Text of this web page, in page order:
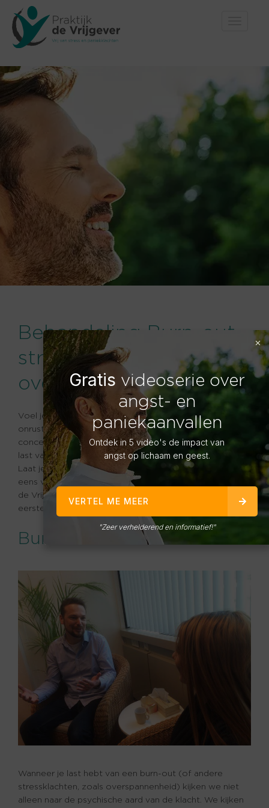
Behandeling Burn-out,
stress en
overspannenheid
Voel je jezelf de laatste tijd erg opgebrand, uitgeblust,
onrustig en overspannen? En kun je je erg slecht
concentreren? Je bent wellicht overspannen of je hebt
last van een burn-out.
Laat je leven niet langer belemmeren door stress. Stel je
eens voor: een leven vrij van stress! Samen met Praktijk
de Vrijgever leer je beter omgaan met stress. Zet de
eerste stap richting het einde van je burn-out.
Burn-out behandelen
Wanneer je last hebt van een burn-out (of andere
stressklachten, zoals overspannenheid) kijken we niet
alleen naar de psychische aard van de klacht. We kijken
Gratis videoserie over
angst- en
paniekaanvallen
Ontdek in 5 video's de impact van
angst op lichaam en geest.
VERTEL ME MEER
"Zeer verhelderend en informatief!"